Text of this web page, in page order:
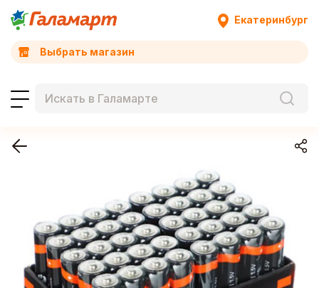
Екатеринбург
Выбрать магазин